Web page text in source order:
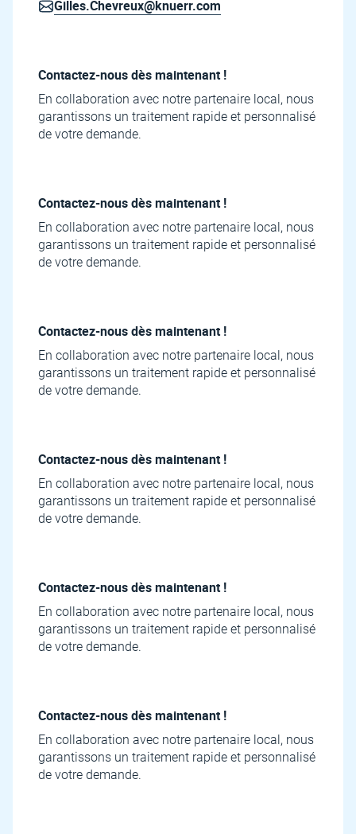
Gilles.Chevreux@knuerr.com
Contactez-nous dès maintenant !
En collaboration avec notre partenaire local, nous
garantissons un traitement rapide et personnalisé
de votre demande.
Contactez-nous dès maintenant !
En collaboration avec notre partenaire local, nous
garantissons un traitement rapide et personnalisé
de votre demande.
Contactez-nous dès maintenant !
En collaboration avec notre partenaire local, nous
garantissons un traitement rapide et personnalisé
de votre demande.
Contactez-nous dès maintenant !
En collaboration avec notre partenaire local, nous
garantissons un traitement rapide et personnalisé
de votre demande.
Contactez-nous dès maintenant !
En collaboration avec notre partenaire local, nous
garantissons un traitement rapide et personnalisé
de votre demande.
Contactez-nous dès maintenant !
En collaboration avec notre partenaire local, nous
garantissons un traitement rapide et personnalisé
de votre demande.